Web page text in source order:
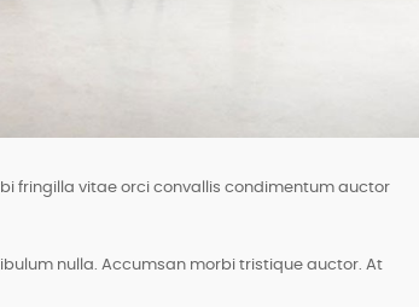
fringilla vitae orci convallis condimentum auctor
nulla. Accumsan morbi tristique auctor. At